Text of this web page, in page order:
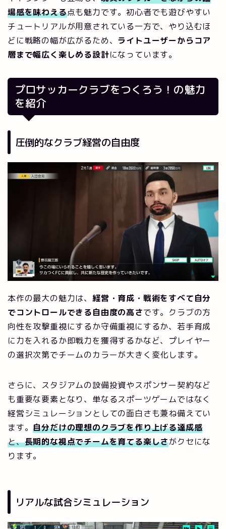
場感を味わえる点も魅力です。初心者でも遊びやすい
チュートリアルが用意されている一方で、やり込むほ
どに戦略の幅が広がるため、 ライトユーザーからコア
層まで幅広く楽しめる設計になっています。
プロサッカークラブをつくろう！の魅力
を紹介
圧倒的なクラブ経営の自由度
本作の最大の魅力は、 経営・育成・戦術をすべて自分
でコントロールできる自由度の高さです。クラブの方
向性を攻撃重視にするか守備重視にするか、若手育成
に力を入れるか即戦力を獲得するかなど、プレイヤー
の選択次第でチームのカラーが大きく変化します。
さらに、スタジアムの設備投資やスポンサー契約など
も重要な要素となり、単なるスポーツゲームではなく
経営シミュレーションとしての面白さも兼ね備えてい
ます。自分だけの理想のクラブを作り上げる達成感
と、長期的な視点でチームを育てる楽しさがクセにな
ります。
リアルな試合シミュレーション